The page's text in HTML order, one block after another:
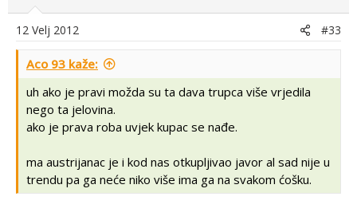
12 Velj 2012 #33
Aco 93 kaže:
uh ako je pravi možda su ta dava trupca više vrjedila
nego ta jelovina.
ako je prava roba uvjek kupac se nađe.
ma austrijanac je i kod nas otkupljivao javor al sad nije u
trendu pa ga neće niko više ima ga na svakom ćošku.